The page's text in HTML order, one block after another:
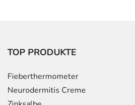
TOP PRODUKTE
Fieberthermometer
Neurodermitis Creme